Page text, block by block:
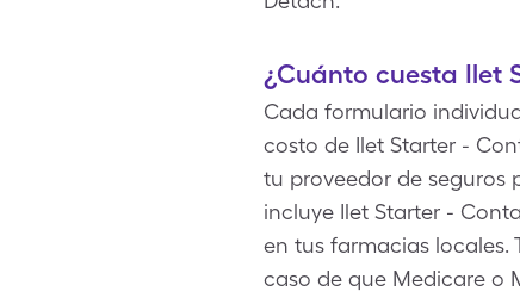
¿Cuánto cuesta Ilet
Cada formulario
costo de Ilet Starter -
tu proveedor de seguros
incluye Ilet Starter -
en tus farmacias locales.
caso de que Medicare o